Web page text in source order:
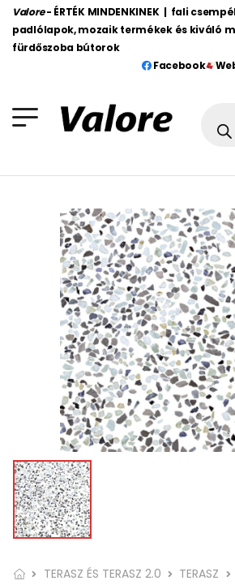
Valore - ÉRTÉK MINDENKINEK | fali
padlólapok, mozaik termékek és kiváló
fürdőszoba bútorok
Facebook
TERASZ ÉS TERASZ 2.0 TERASZ